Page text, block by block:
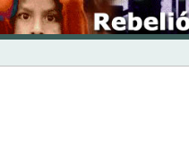
Skip
to
content
INICIO